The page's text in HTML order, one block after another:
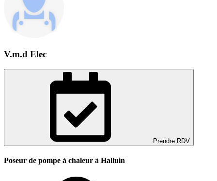
V.m.d Elec
Prendre RDV
Poseur de pompe à chaleur à Halluin